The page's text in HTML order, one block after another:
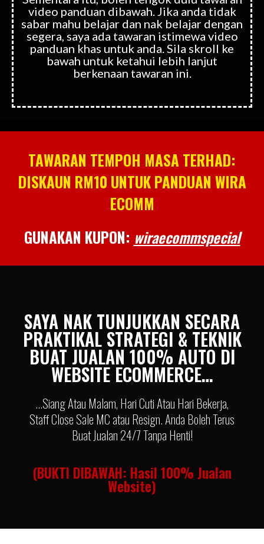
video panduan dibawah. Jika anda tidak
sabar mahu belajar dan nak belajar dengan
segera, saya ada tawaran istimewa video
panduan khas untuk anda.Sila skroll ke
bawah untuk ketahui lebih lanjut
berkenaan tawaran ini.
TAWARAN TEMPOH MASA TERHAD:
DISKAUN RM10 UNTUK PANDUAN WIRA
ECOMM
GUNAKAN KUPON: wiraecommspecial
SAYA NAK TUNJUKKAN SECARA
PRAKTIKAL STRATEGI & TEKNIK
BUAT JUALAN 100% AUTO DI
WEBSITE ECOMMERCE…
...Siang Atau Malam, Hari Cuti Atau Hari Bekerja,
Staff Close Sale MC atau Resign. Anda Boleh Terus
Buat Jualan 24/7 Tanpa Henti!
(BUKTI DIBAWAH: Hasil 100% Jualan
Website)